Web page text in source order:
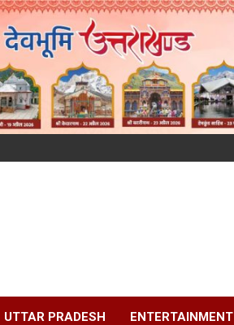
UTTAR PRADESH ENTERTAINMENT